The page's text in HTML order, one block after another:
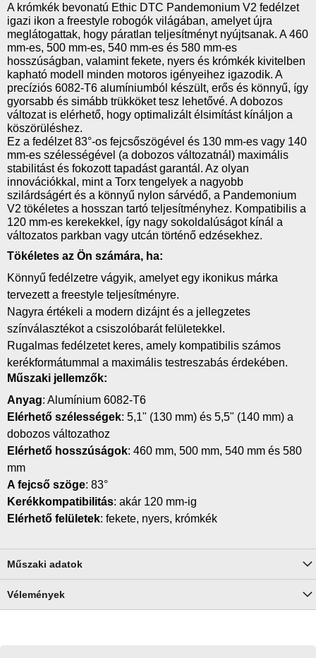
A krómkék bevonatú Ethic DTC Pandemonium V2 fedélzet
igazi ikon a freestyle robogók világában, amelyet újra
meglátogattak, hogy páratlan teljesítményt nyújtsanak. A 460
mm-es, 500 mm-es, 540 mm-es és 580 mm-es
hosszúságban, valamint fekete, nyers és krómkék kivitelben
kapható modell minden motoros igényeihez igazodik. A
precíziós 6082-T6 alumíniumból készült, erős és könnyű, így
gyorsabb és simább trükköket tesz lehetővé. A dobozos
változat is elérhető, hogy optimalizált élsimítást kínáljon a
köszörüléshez.
Ez a fedélzet 83°-os fejcsőszögével és 130 mm-es vagy 140
mm-es szélességével (a dobozos változatnál) maximális
stabilitást és fokozott tapadást garantál. Az olyan
innovációkkal, mint a Torx tengelyek a nagyobb
szilárdságért és a könnyű nylon sárvédő, a Pandemonium
V2 tökéletes a hosszan tartó teljesítményhez. Kompatibilis a
120 mm-es kerekekkel, így nagy sokoldalúságot kínál a
változatos parkban vagy utcán történő edzésekhez.
Tökéletes az Ön számára, ha:
Könnyű fedélzetre vágyik, amelyet egy ikonikus márka
tervezett a freestyle teljesítményre.
Nagyra értékeli a modern dizájnt és a jellegzetes
színválasztékot a csiszolóbarát felületekkel.
Rugalmas fedélzetet keres, amely kompatibilis számos
kerékformátummal a maximális testreszabás érdekében.
Műszaki jellemzők:
Anyag: Alumínium 6082-T6
Elérhető szélességek: 5,1" (130 mm) és 5,5" (140 mm) a
dobozos változathoz
Elérhető hosszúságok: 460 mm, 500 mm, 540 mm és 580
mm
A fejcső szöge: 83°
Kerékkompatibilitás: akár 120 mm-ig
Elérhető felületek: fekete, nyers, krómkék
Műszaki adatok
Vélemények